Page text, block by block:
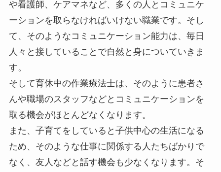
や看護師、ケアマネなど、多くの人とコミュニケ
ーションを取らなければいけない職業です。そし
て、そのようなコミュニケーション能力は、毎日
人々と接していることで自然と身についていきま
す。
そして育休中の作業療法士は、そのように患者さ
んや職場のスタッフなどとコミュニケーションを
取る機会がほとんどなくなります。
また、子育てをしていると子供中心の生活になる
ため、そのような仕事に関係する人たちばかりで
なく、友人などと話す機会も少なくなります。そ